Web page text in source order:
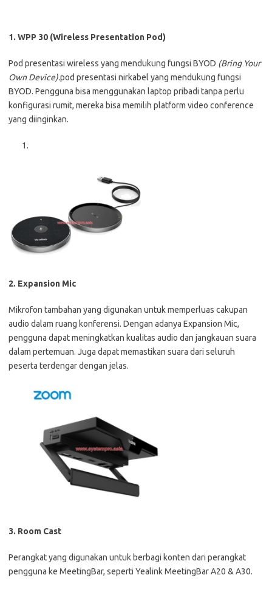
1. WPP 30 (Wireless Presentation Pod)
Pod presentasi wireless yang mendukung fungsi BYOD (Bring Your
Own Device).pod presentasi nirkabel yang mendukung fungsi
BYOD. Pengguna bisa menggunakan laptop pribadi tanpa perlu
konfigurasi rumit, mereka bisa memilih platform video conference
yang diinginkan.
2. Expansion Mic
Mikrofon tambahan yang digunakan untuk memperluas cakupan
audio dalam ruang konferensi. Dengan adanya Expansion Mic,
pengguna dapat meningkatkan kualitas audio dan jangkauan suara
dalam pertemuan. Juga dapat memastikan suara dari seluruh
peserta terdengar dengan jelas.
3. Room Cast
Perangkat yang digunakan untuk berbagi konten dari perangkat
pengguna ke MeetingBar, seperti Yealink MeetingBar A20 & A30.